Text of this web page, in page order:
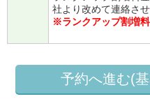
社より改めて連絡させ
※ランクアップ割増料
予約へ進む(